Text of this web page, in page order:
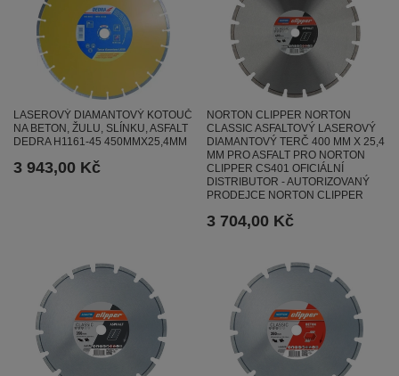
LASEROVÝ DIAMANTOVÝ KOTOUČ
NA BETON, ŽULU, SLÍNKU, ASFALT
DEDRA H1161-45 450MMX25,4MM
3 943,00 Kč
NORTON CLIPPER NORTON
CLASSIC ASFALTOVÝ LASEROVÝ
DIAMANTOVÝ TERČ 400 MM X 25,4
MM PRO ASFALT PRO NORTON
CLIPPER CS401 OFICIÁLNÍ
DISTRIBUTOR - AUTORIZOVANÝ
PRODEJCE NORTON CLIPPER
3 704,00 Kč